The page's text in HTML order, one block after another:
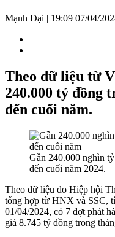
Mạnh Đại | 19:09 07/04/
Theo dữ liệu từ
240.000 tỷ đồng
đến cuối năm.
Gần 240.000 nghìn
đến cuối năm 2024.
Theo dữ liệu do Hiệp hội
tổng hợp từ HNX và SSC,
01/04/2024, có 7 đợt phát
giá 8.745 tỷ đồng trong